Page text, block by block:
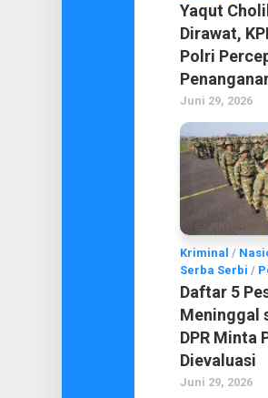
Yaqut
Dirawat,
Polri
Juni 29, 2026
Kriminal /
Serba Serbi /
Daftar 5
Meninggal
DPR Minta
Dievaluasi
Juni 29, 2026